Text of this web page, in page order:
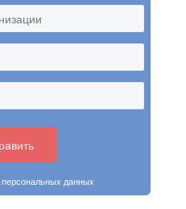
персональных данных